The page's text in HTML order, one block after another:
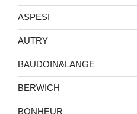
ASPESI
AUTRY
BAUDOIN&LANGE
BERWICH
BONHEUR